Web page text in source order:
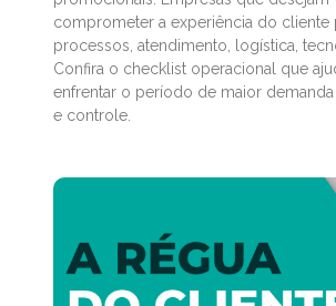
comprometer a experiência do cliente
processos, atendimento, logística,
Confira o checklist operacional que
enfrentar o período de maior
e controle.